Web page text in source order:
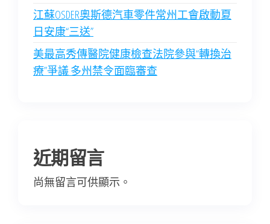
江蘇OSDER奧斯德汽車零件常州工會啟動夏
日安康“三送”
美最高秀傳醫院健康檢查法院參與“轉換治
療”爭議 多州禁令面臨審查
近期留言
尚無留言可供顯示。